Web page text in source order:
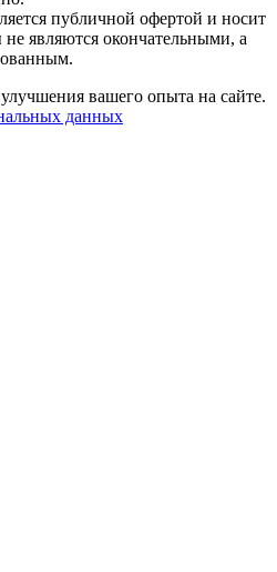
публичной офертой и носит
являются окончательными, а
вашего опыта на сайте.
данных